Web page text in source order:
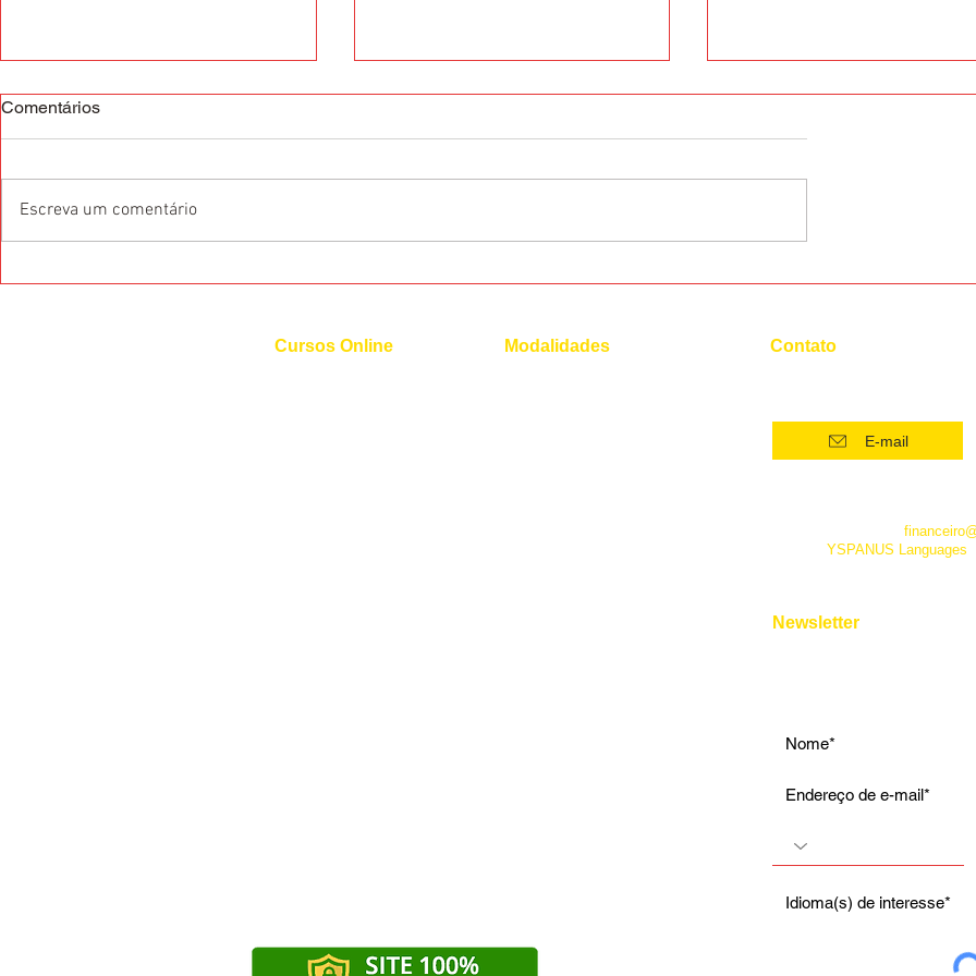
Comentários
Escreva um comentário
Cursos Online Modalidades Contato
E-mail
YSPANUS Languages
Newsletter